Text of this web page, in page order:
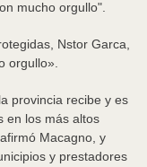
Nstor Garca,
orgullo».
provincia recibe y es
en los más altos
Macagno, y
y prestadores